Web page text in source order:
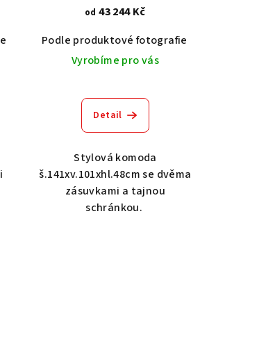
2209 Dub tmavý 2208 Ořech střední BT79T3
Akát vintage BT1551 Dub světlý 2209
od 43 244 Kč
Podle produktové fotografie
Vyrobíme pro vás
Detail
Stylová komoda
š.141xv.101xhl.48cm se dvěma
zásuvkami a tajnou
schránkou.